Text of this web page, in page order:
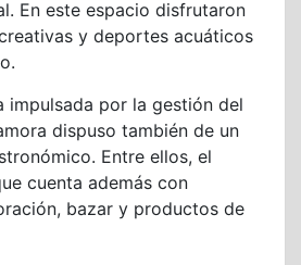
En este espacio disfrutaron
y deportes acuáticos
impulsada por la gestión del
dispuso también de un
Entre ellos, el
cuenta además con
bazar y productos de